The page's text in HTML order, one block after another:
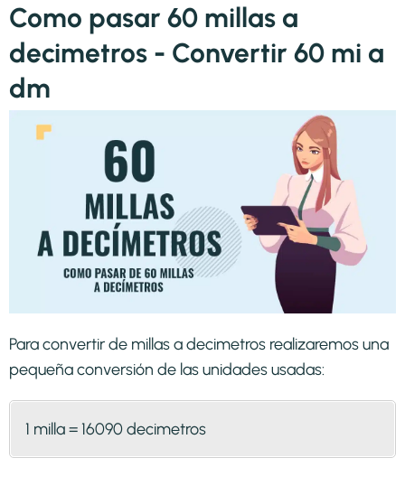
Como pasar 60 millas a
decimetros - Convertir 60 mi a
dm
Para convertir de millas a decimetros realizaremos una
pequeña conversión de las unidades usadas:
1 milla = 16090 decimetros